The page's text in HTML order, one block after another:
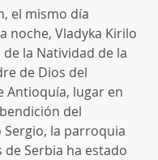
el mismo día
noche, Vladyka Kirilo
la Natividad de la
de Dios del
Antioquía, lugar en
del
la parroquia
de Serbia ha estado